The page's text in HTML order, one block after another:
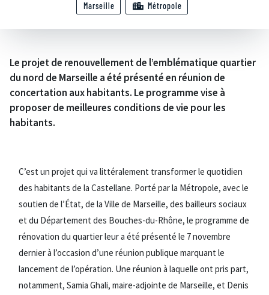
Marseille Métropole
Le projet de renouvellement de l’emblématique quartier
du nord de Marseille a été présenté en réunion de
concertation aux habitants. Le programme vise à
proposer de meilleures conditions de vie pour les
habitants.
C’est un projet qui va littéralement transformer le quotidien
des habitants de la Castellane. Porté par la Métropole, avec le
soutien de l’État, de la Ville de Marseille, des bailleurs sociaux
et du Département des Bouches-du-Rhône, le programme de
rénovation du quartier leur a été présenté le 7 novembre
dernier à l’occasion d’une réunion publique marquant le
lancement de l’opération. Une réunion à laquelle ont pris part,
notamment, Samia Ghali, maire-adjointe de Marseille, et Denis